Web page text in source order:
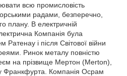
всю промисловість
радами, безперечно,
плану. В електричній
Компанія була
Ратенау і після Світової війни
Ринок металу повністю
на прізвище Мертон (Merton),
Франкфурта. Компанія Осрам